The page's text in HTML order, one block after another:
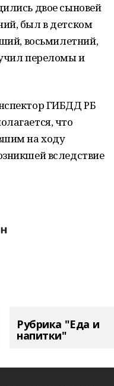
двое сыновей
был в детском
восьмилетний,
переломы и
ГИБДД РБ
что
на ходу
вследствие
Рубрика "Еда и
напитки"